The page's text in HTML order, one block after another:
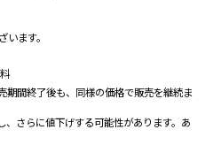
ます。
間終了後も、同様の価格で販売を継続ま
さらに値下げする可能性があります。あ